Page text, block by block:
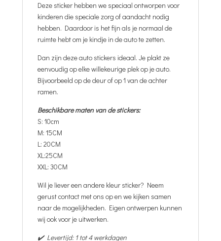
Deze sticker hebben we speciaal ontworpen voor
kinderen die speciale zorg of aandacht nodig
hebben. Daardoor is het fijn als je normaal de
ruimte hebt om je kindje in de auto te zetten.
Dan zijn deze auto stickers ideaal. Je plakt ze
eenvoudig op elke willekeurige plek op je auto.
Bijvoorbeeld op de deur of op 1 van de achter
ramen.
Beschikbare maten van de stickers:
S: 10cm
M: 15CM
L: 20CM
XL:25CM
XXL: 30CM
Wil je liever een andere kleur sticker? Neem
gerust contact met ons op en we kijken samen
naar de mogelijkheden. Eigen ontwerpen kunnen
wij ook voor je uitwerken.
✔️ Levertijd: 1 tot 4 werkdagen